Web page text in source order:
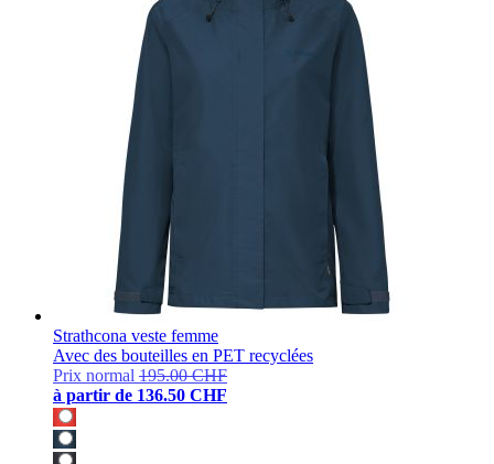
Strathcona veste femme
Avec des bouteilles en PET recyclées
Prix normal 195.00 CHF
à partir de 136.50 CHF